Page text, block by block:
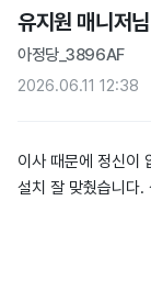
유지원 매니저
아정당_3896AF
2026.06.11 12:38
이사 때문에 정신이
설치 잘 맞췄습니다.